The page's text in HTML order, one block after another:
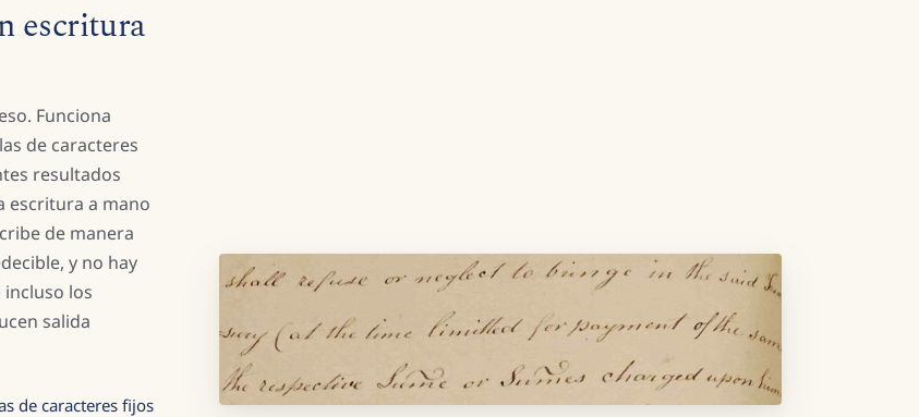
escritura
Funciona
de caracteres
resultados
escritura a mano
de manera
y no hay
los
salida
de caracteres fijos